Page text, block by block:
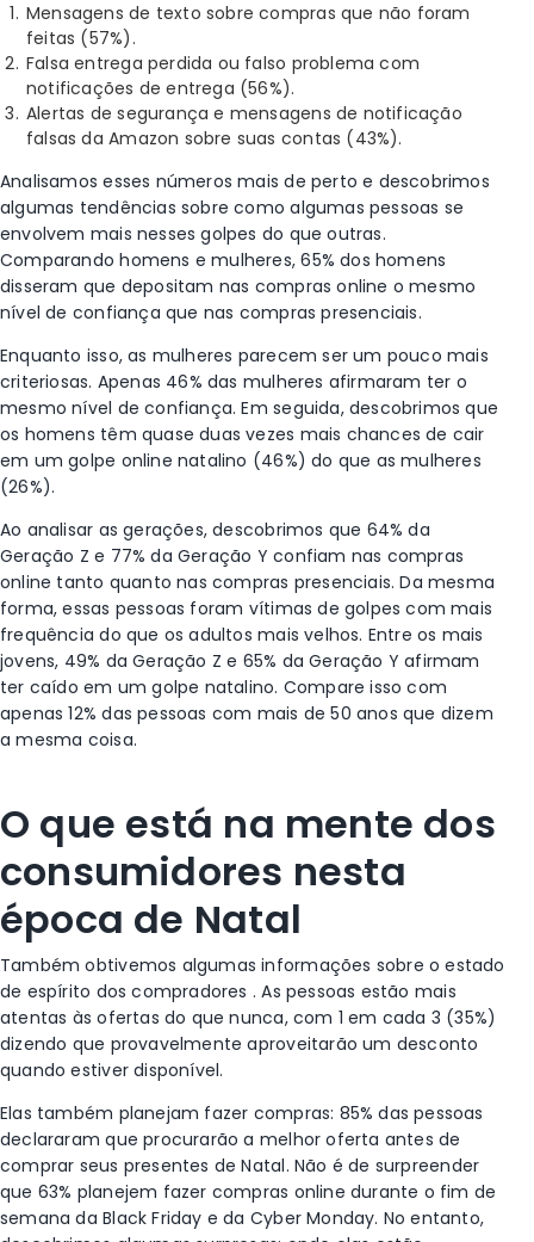
Mensagens de texto sobre compras que não foram
feitas (57%).
Falsa entrega perdida ou falso problema com
notificações de entrega (56%).
Alertas de segurança e mensagens de notificação
falsas da Amazon sobre suas contas (43%).
Analisamos esses números mais de perto e descobrimos
algumas tendências sobre como algumas pessoas se
envolvem mais nesses golpes do que outras.
Comparando homens e mulheres, 65% dos homens
disseram que depositam nas compras online o mesmo
nível de confiança que nas compras presenciais.
Enquanto isso, as mulheres parecem ser um pouco mais
criteriosas. Apenas 46% das mulheres afirmaram ter o
mesmo nível de confiança. Em seguida, descobrimos que
os homens têm quase duas vezes mais chances de cair
em um golpe online natalino (46%) do que as mulheres
(26%).
Ao analisar as gerações, descobrimos que 64% da
Geração Z e 77% da Geração Y confiam nas compras
online tanto quanto nas compras presenciais. Da mesma
forma, essas pessoas foram vítimas de golpes com mais
frequência do que os adultos mais velhos. Entre os mais
jovens, 49% da Geração Z e 65% da Geração Y afirmam
ter caído em um golpe natalino. Compare isso com
apenas 12% das pessoas com mais de 50 anos que dizem
a mesma coisa.
O que está na mente dos
consumidores nesta
época de Natal
Também obtivemos algumas informações sobre o estado
de espírito dos compradores .As pessoas estão mais
atentas às ofertas do que nunca, com 1 em cada 3 (35%)
dizendo que provavelmente aproveitarão um desconto
quando estiver disponível.
Elas também planejam fazer compras: 85% das pessoas
declararam que procurarão a melhor oferta antes de
comprar seus presentes de Natal. Não é de surpreender
que 63% planejem fazer compras online durante o fim de
semana da Black Friday e da Cyber Monday. No entanto,